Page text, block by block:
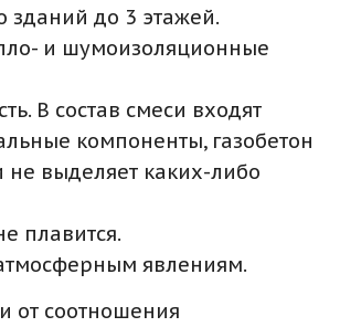
зданий до 3 этажей.
и шумоизоляционные
В состав смеси входят
компоненты, газобетон
не выделяет каких-либо
плавится.
явлениям.
от соотношения